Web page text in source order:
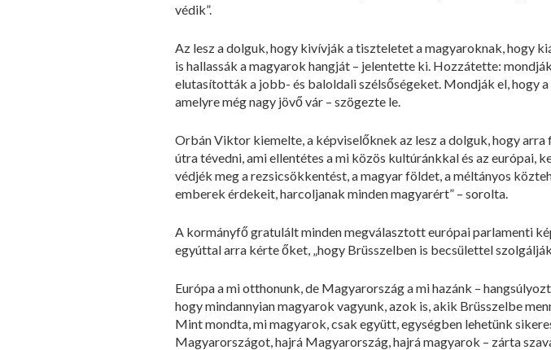
védik”.
Az lesz a dolguk, hogy kivívják a tiszteletet a magyaroknak, hogy
is hallassák a magyarok hangját – jelentette ki. Hozzátette:
elutasították a jobb- és baloldali szélsőségeket. Mondják el, hogy
amelyre még nagy jövő vár – szögezte le.
Orbán Viktor kiemelte, a képviselőknek az lesz a dolguk, hogy
útra tévedni, ami ellentétes a mi közös kultúránkkal és az európai,
védjék meg a rezsicsökkentést, a magyar földet, a méltányos
emberek érdekeit, harcoljanak minden magyarért” – sorolta.
A kormányfő gratulált minden megválasztott európai parlamenti
egyúttal arra kérte őket, „hogy Brüsszelben is becsülettel
Európa a mi otthonunk, de Magyarország a mi hazánk –
hogy mindannyian magyarok vagyunk, azok is, akik Brüsszelbe
Mint mondta, mi magyarok, csak együtt, egységben lehetünk
Magyarországot, hajrá Magyarország, hajrá magyarok – zárta